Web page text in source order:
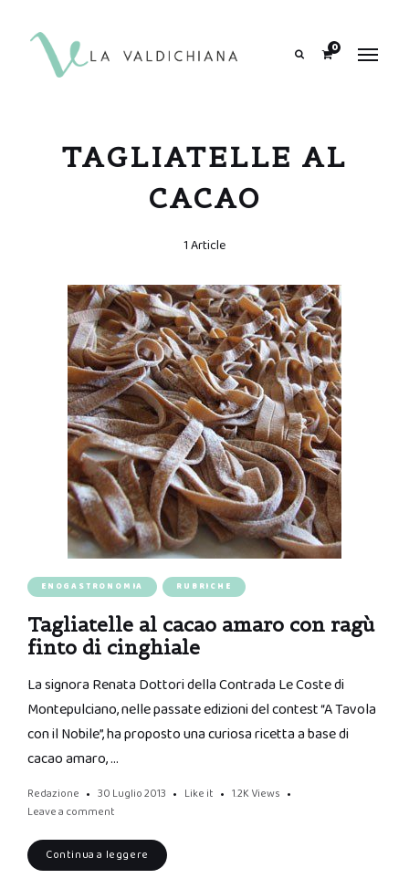
0
TAGLIATELLE AL
CACAO
1 Article
ENOGASTRONOMIA RUBRICHE
Tagliatelle al cacao amaro con ragù
finto di cinghiale
La signora Renata Dottori della Contrada Le Coste di
Montepulciano, nelle passate edizioni del contest “A Tavola
con il Nobile”, ha proposto una curiosa ricetta a base di
cacao amaro, …
Redazione 30 Luglio 2013 Like it 1.2K Views
Leave a comment
Continua a leggere